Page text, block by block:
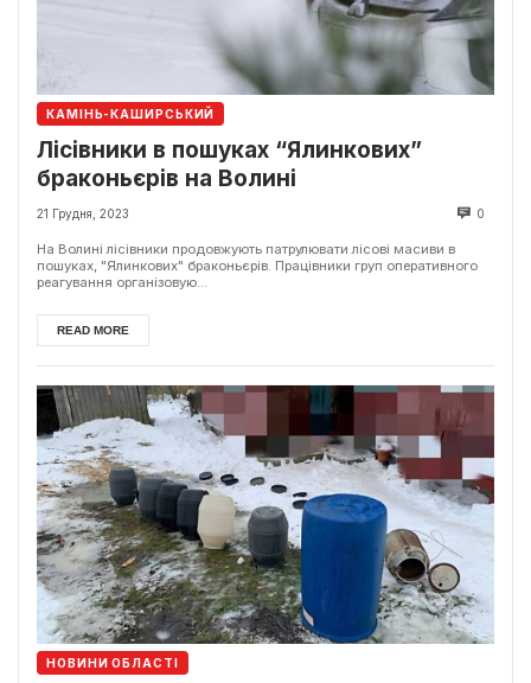
КАМІНЬ-КАШИРСЬКИЙ
Лісівники в пошуках “Ялинкових”
браконьєрів на Волині
21 Грудня, 2023 0
На Волині лісівники продовжують патрулювати лісові масиви в
пошуках, "Ялинкових" браконьєрів. Працівники груп оперативного
реагування організовую...
READ MORE
НОВИНИ ОБЛАСТІ